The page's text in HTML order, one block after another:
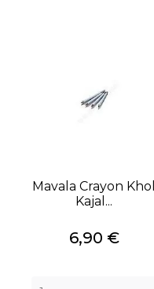
Mavala Crayon Khol
Kajal...
Prix
6,90 €